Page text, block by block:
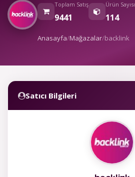
Toplam Satış
9441
Ürün Sayısı
114
Anasayfa/Mağazalar/backlink
Satıcı Bilgileri